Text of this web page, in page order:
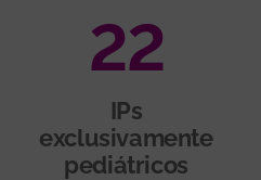
22
IPs
exclusivamente
pediátricos